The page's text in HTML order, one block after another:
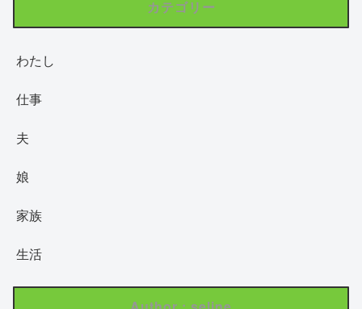
カテゴリー
わたし
仕事
夫
娘
家族
生活